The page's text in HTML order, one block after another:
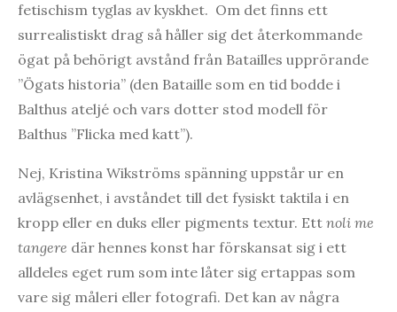
fetischism tyglas av kyskhet. Om det finns ett
surrealistiskt drag så håller sig det återkommande
ögat på behörigt avstånd från Batailles upprörande
”Ögats historia” (den Bataille som en tid bodde i
Balthus ateljé och vars dotter stod modell för
Balthus ”Flicka med katt”).
Nej, Kristina Wikströms spänning uppstår ur en
avlägsenhet, i avståndet till det fysiskt taktila i en
kropp eller en duks eller pigments textur. Ett noli me
tangere där hennes konst har förskansat sig i ett
alldeles eget rum som inte låter sig ertappas som
vare sig måleri eller fotografi. Det kan av några